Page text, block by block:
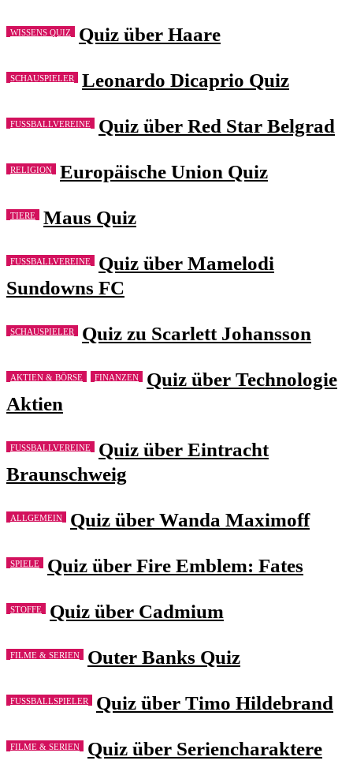
WISSENS QUIZ Quiz über Haare
SCHAUSPIELER Leonardo Dicaprio Quiz
FUSSBALLVEREINE Quiz über Red Star Belgrad
RELIGION Europäische Union Quiz
TIERE Maus Quiz
FUSSBALLVEREINE
Quiz über Mamelodi
Sundowns FC
SCHAUSPIELER Quiz zu Scarlett Johansson
AKTIEN & BÖRSE FINANZEN
Quiz über Technologie
Aktien
FUSSBALLVEREINE
Quiz über Eintracht
Braunschweig
ALLGEMEIN Quiz über Wanda Maximoff
SPIELE Quiz über Fire Emblem: Fates
STOFFE Quiz über Cadmium
FILME & SERIEN Outer Banks Quiz
FUSSBALLSPIELER Quiz über Timo Hildebrand
FILME & SERIEN Quiz über Seriencharaktere